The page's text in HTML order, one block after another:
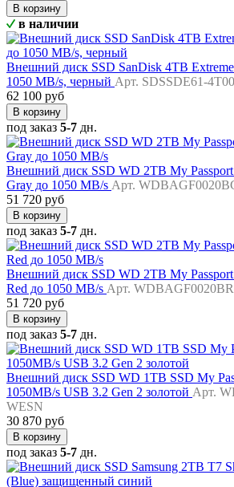
В корзину
в наличии
Внешний диск SSD SanDisk 4TB
1050 MB/s, черный Арт. SDSSDE61-
62 100 руб
В корзину
под заказ 5-7 дн.
Внешний диск SSD WD 2TB My
Gray до 1050 MB/s Арт.
51 720 руб
В корзину
под заказ 5-7 дн.
Внешний диск SSD WD 2TB My
Red до 1050 MB/s Арт.
51 720 руб
В корзину
под заказ 5-7 дн.
Внешний диск SSD WD 1TB SSD My
1050MB/s USB 3.2 Gen 2 золотой Арт.
WESN
30 870 руб
В корзину
под заказ 5-7 дн.